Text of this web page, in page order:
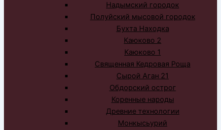
Надымский городок
Полуйский мысовой городок
Бухта Находка
Каюково 2
Каюково 1
Священная Кедровая Роща
Сырой Аган 21
Обдорский острог
Коренные народы
Древние технологии
Монкысьурий